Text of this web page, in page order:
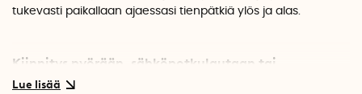
tukevasti paikallaan ajaessasi tienpätkiä ylös ja alas.
Kiinnitys pyörään, sähköpotkulautaan tai
lastenvaunuun